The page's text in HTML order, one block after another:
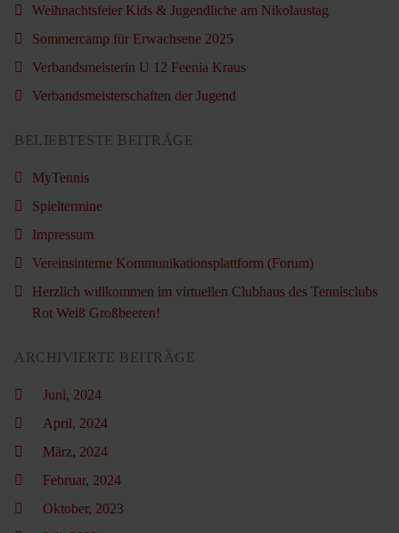
Weihnachtsfeier Kids & Jugendliche am Nikolaustag
Sommercamp für Erwachsene 2025
Verbandsmeisterin U 12 Feenia Kraus
Verbandsmeisterschaften der Jugend
BELIEBTESTE BEITRÄGE
MyTennis
Spieltermine
Impressum
Vereinsinterne Kommunikationsplattform (Forum)
Herzlich willkommen im virtuellen Clubhaus des Tennisclubs
Rot Weiß Großbeeren!
ARCHIVIERTE BEITRÄGE
Juni, 2024
April, 2024
März, 2024
Februar, 2024
Oktober, 2023